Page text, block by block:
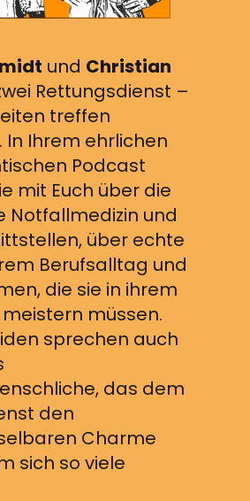
und Christian
Rettungsdienst –
treffen
In Ihrem ehrlichen
Podcast
mit Euch über die
Notfallmedizin und
über echte
Berufsalltag und
die sie in ihrem
müssen.
sprechen auch
das dem
den
Charme
sich so viele